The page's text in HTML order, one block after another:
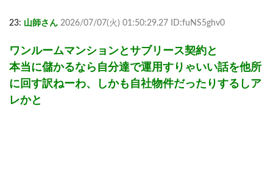
23: 山師さん 2026/07/07(火) 01:50:29.27 ID:fuNS5ghv0
ワンルームマンションとサブリース契約と
本当に儲かるなら自分達で運用すりゃいい話を他所
に回す訳ねーわ、しかも自社物件だったりするしア
レかと